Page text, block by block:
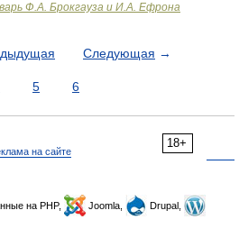
Ф.А. Брокгауза и И.А. Ефрона
Следующая →
5 6
18+
на сайте
на PHP, Joomla,
Drupal,